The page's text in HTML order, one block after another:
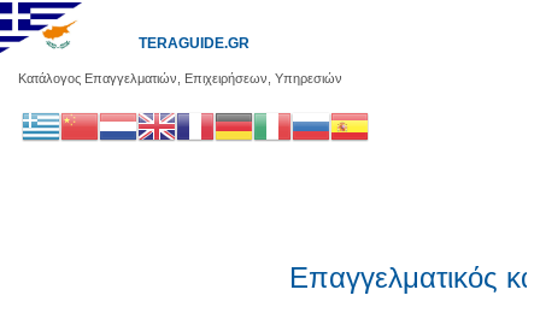
Κατάλογος Επαγγελματιών, Επιχειρήσεων, Υπηρεσιών
TERAGUIDE.GR
Επαγγελματικός